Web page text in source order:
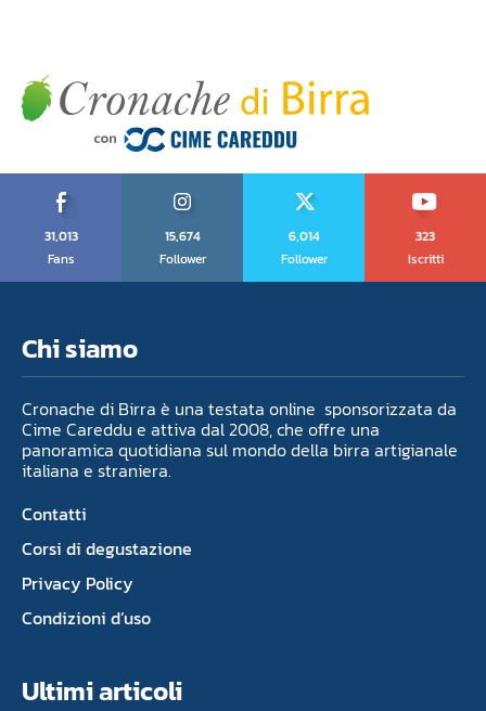
31,013
Fans
15,674
Follower
6,014
Follower
323
Iscritti
Chi siamo
Cronache di Birra è una testata online sponsorizzata da
Cime Careddu e attiva dal 2008, che offre una
panoramica quotidiana sul mondo della birra artigianale
italiana e straniera.
Contatti
Corsi di degustazione
Privacy Policy
Condizioni d’uso
Ultimi articoli